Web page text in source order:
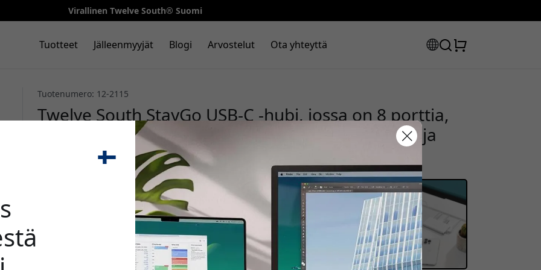
Virallinen Twelve South® Suomi
Tuotteet Jälleenmyyjät Blogi Arvostelut Ota yhteyttä
Tuotenumero: 12-2115
Twelve South StayGo USB-C -hubi, jossa on 8 porttia,
4K HDMI, Ethernet ja läpivirtalataus MacBookille ja
iPad Prolle - Valkoinen🎉 Alennuskoodisi:
Käytä tätä koodia kassalla saadaksesi 20% alennuksen.